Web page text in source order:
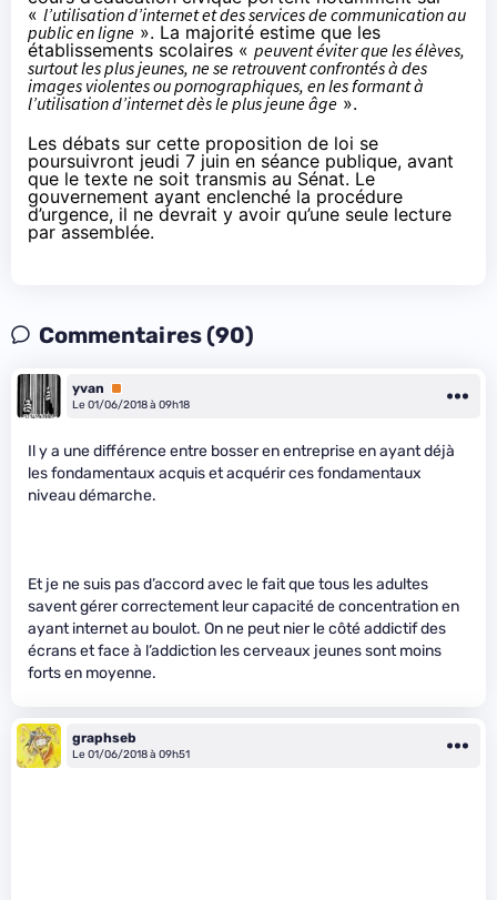
« l’utilisation d’internet et des services de communication au
public en ligne ». La majorité estime que les
établissements scolaires « peuvent éviter que les élèves,
surtout les plus jeunes, ne se retrouvent confrontés à des
images violentes ou pornographiques, en les formant à
l’utilisation d’internet dès le plus jeune âge ».
Les débats sur cette proposition de loi se
poursuivront jeudi 7 juin en séance publique, avant
que le texte ne soit transmis au Sénat. Le
gouvernement ayant enclenché la procédure
d’urgence, il ne devrait y avoir qu’une seule lecture
par assemblée.
Commentaires (90)
yvan
Premium
Le 01/06/2018 à 09h18
Il y a une différence entre bosser en entreprise en ayant déjà
les fondamentaux acquis et acquérir ces fondamentaux
niveau démarche.
Et je ne suis pas d’accord avec le fait que tous les adultes
savent gérer correctement leur capacité de concentration en
ayant internet au boulot. On ne peut nier le côté addictif des
écrans et face à l’addiction les cerveaux jeunes sont moins
forts en moyenne.
graphseb
Le 01/06/2018 à 09h51